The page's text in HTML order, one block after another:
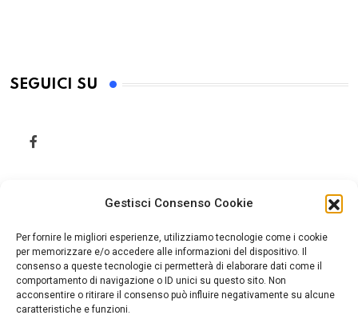
Gestisci Consenso Cookie
Per fornire le migliori esperienze, utilizziamo tecnologie come i cookie
per memorizzare e/o accedere alle informazioni del dispositivo. Il
consenso a queste tecnologie ci permetterà di elaborare dati come il
comportamento di navigazione o ID unici su questo sito. Non
acconsentire o ritirare il consenso può influire negativamente su alcune
caratteristiche e funzioni.
SEGUICI SU